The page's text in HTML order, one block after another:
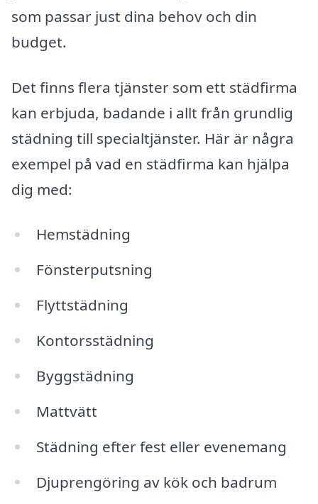
som passar just dina behov och din
budget.
Det finns flera tjänster som ett städfirma
kan erbjuda, badande i allt från grundlig
städning till specialtjänster. Här är några
exempel på vad en städfirma kan hjälpa
dig med:
Hemstädning
Fönsterputsning
Flyttstädning
Kontorsstädning
Byggstädning
Mattvätt
Städning efter fest eller evenemang
Djuprengöring av kök och badrum